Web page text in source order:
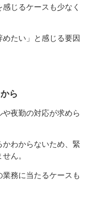
じるケースも少なく
たい」と感じる要因
ら
夜勤の対応が求めら
わからないため、緊
ん。
務に当たるケースも